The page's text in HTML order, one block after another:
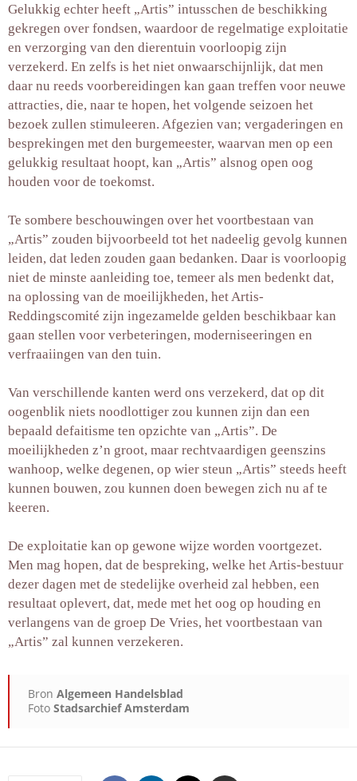
Gelukkig echter heeft „Artis” intusschen de beschikking
gekregen over fondsen, waardoor de regelmatige exploitatie
en verzorging van den dierentuin voorloopig zijn
verzekerd. En zelfs is het niet onwaarschijnlijk, dat men
daar nu reeds voorbereidingen kan gaan treffen voor neuwe
attracties, die, naar te hopen, het volgende seizoen het
bezoek zullen stimuleeren. Afgezien van; vergaderingen en
besprekingen met den burgemeester, waarvan men op een
gelukkig resultaat hoopt, kan „Artis” alsnog open oog
houden voor de toekomst.
Te sombere beschouwingen over het voortbestaan van
„Artis” zouden bijvoorbeeld tot het nadeelig gevolg kunnen
leiden, dat leden zouden gaan bedanken. Daar is voorloopig
niet de minste aanleiding toe, temeer als men bedenkt dat,
na oplossing van de moeilijkheden, het Artis-
Reddingscomité zijn ingezamelde gelden beschikbaar kan
gaan stellen voor verbeteringen, moderniseeringen en
verfraaiingen van den tuin.
Van verschillende kanten werd ons verzekerd, dat op dit
oogenblik niets noodlottiger zou kunnen zijn dan een
bepaald defaitisme ten opzichte van „Artis”. De
moeilijkheden z’n groot, maar rechtvaardigen geenszins
wanhoop, welke degenen, op wier steun „Artis” steeds heeft
kunnen bouwen, zou kunnen doen bewegen zich nu af te
keeren.
De exploitatie kan op gewone wijze worden voortgezet.
Men mag hopen, dat de bespreking, welke het Artis-bestuur
dezer dagen met de stedelijke overheid zal hebben, een
resultaat oplevert, dat, mede met het oog op houding en
verlangens van de groep De Vries, het voortbestaan van
„Artis” zal kunnen verzekeren.
Bron Algemeen Handelsblad
Foto Stadsarchief Amsterdam